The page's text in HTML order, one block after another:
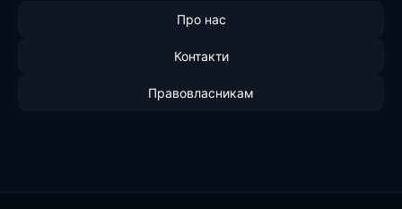
Про нас
Контакти
Правовласникам